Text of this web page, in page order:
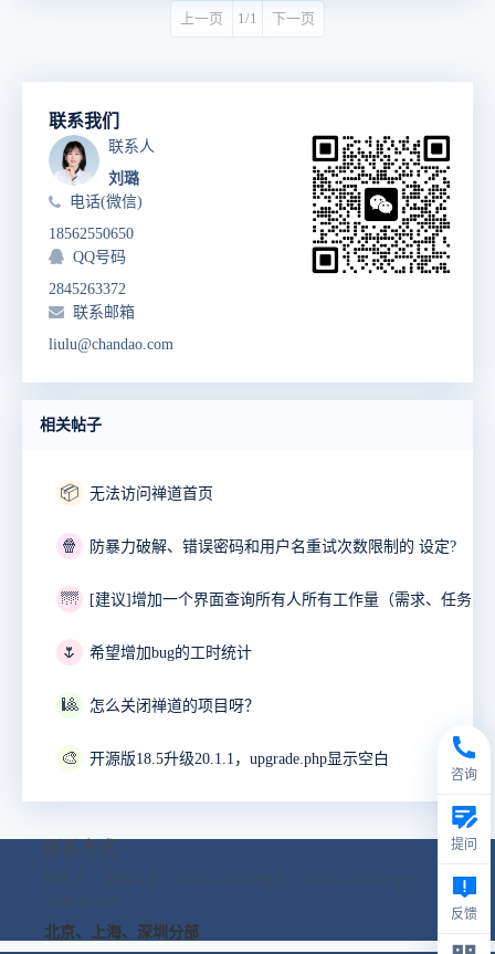
上一页 1/1 下一页
联系我们
联系人
刘璐
电话(微信)
18562550650
QQ号码
2845263372
联系邮箱
liulu@chandao.com
相关帖子
📦 无法访问禅道首页
🍿 防暴力破解、错误密码和用户名重试次数限制的 设定?
🌁
🌷 希望增加bug的工时统计
🎱 怎么关闭禅道的项目呀？
🎨 开源版18.5升级20.1.1，upgrade.php显示空白
联系方式
联系人：刘璐 电话：18562550650 微信：18562550650
2845263372
北京、上海、深圳分部
咨询
提问
反馈